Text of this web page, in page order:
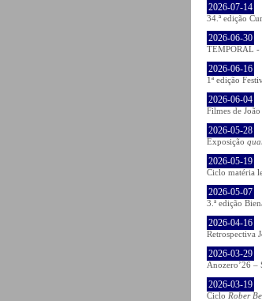
2026-07-14
34.ª edição
2026-06-30
TEMPORAL -
2026-06-16
1ª edição
2026-06-04
Filmes de
2026-05-28
Exposição
2026-05-19
Ciclo matéria
2026-05-07
3.ª edição
2026-04-16
Retrospectiva
2026-03-29
Anozero’26 –
2026-03-19
Ciclo Rober